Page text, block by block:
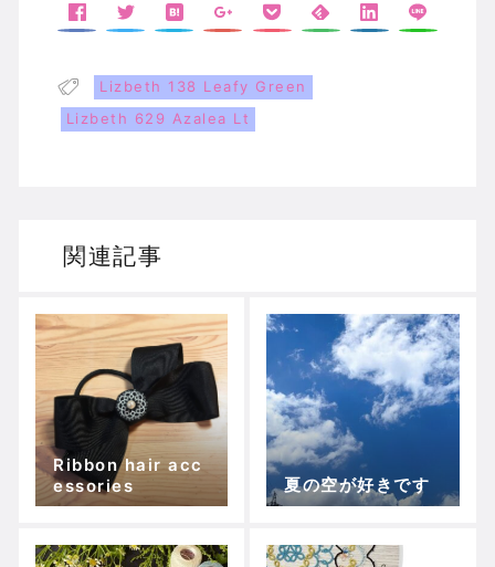
Lizbeth 138 Leafy Green
Lizbeth 629 Azalea Lt
関連記事
Ribbon hair acc
essories
夏の空が好きです